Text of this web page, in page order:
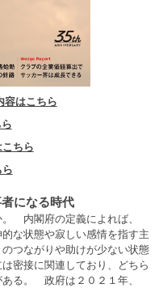
容はこちら
ちら
になる時代
内閣府の定義によれば、
な状態や寂しい感情を指す主
つながりや助けが少ない状態
密接に関連しており、どちら
る。 政府は２０２１年、